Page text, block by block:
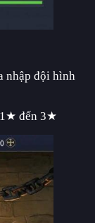
nhập đội hình
1★ đến 3★